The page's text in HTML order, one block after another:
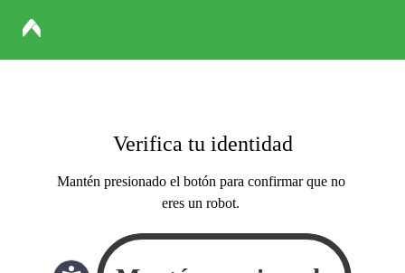
Verifica tu identidad
Mantén presionado el botón para confirmar que no
eres un robot.